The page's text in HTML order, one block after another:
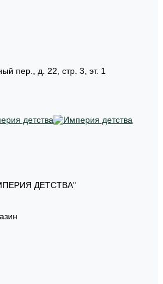
пер., д. 22, стр. 3, эт. 1
ДЕТСТВА"